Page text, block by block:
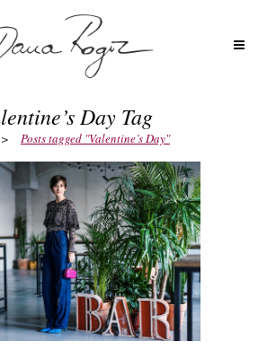
Day Tag
> Posts tagged "Valentine’s Day"